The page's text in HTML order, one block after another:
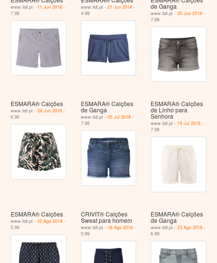
www.lidl.pt - 11 Jun 2018 -
7.99
www.lidl.pt - 21 Jun 2018-
4.99
de Ganga
www.lidl.pt -25 Jun 2018 -
7.99
ESMARA® Calções
www.lidl.pt -28 Jun 2018 -
6.99
ESMARA® Calções
de Ganga
www.lidl.pt - 05 Jul 2018-
7.99
ESMARA® Calções
de Linho para
Senhora
www.lidl.pt - 19 Jul 2018 -
7.99
ESMARA® Calções
www.lidl.pt -02 Ago 2018 -
5.99
CRIVIT® Calções
Sweat para homem
www.lidl.pt - 16 Ago 2018-
5.99
ESMARA® Calções
de Ganga
www.lidl.pt -23 Ago 2018 -
6.99